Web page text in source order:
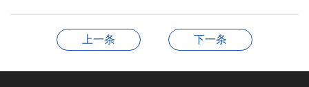
上一条 下一条